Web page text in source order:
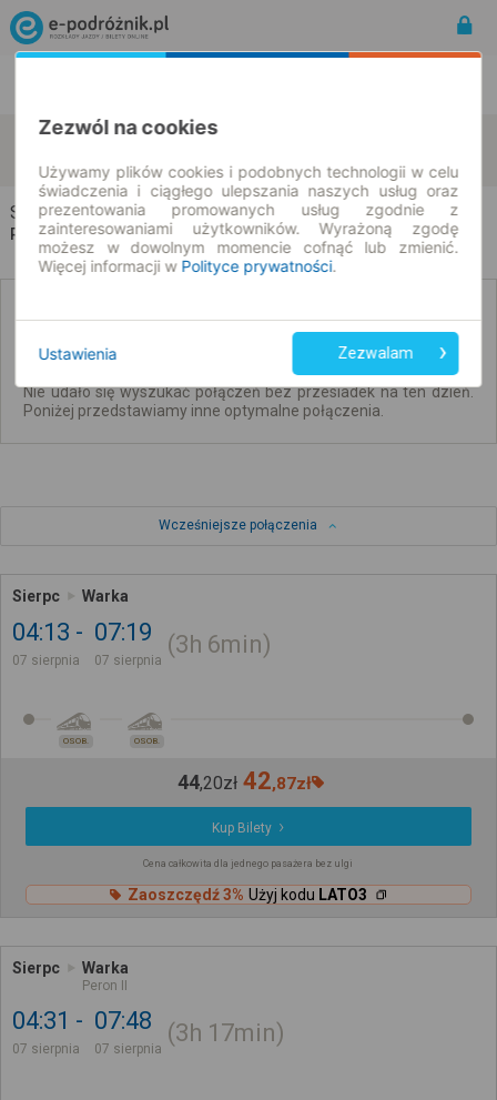
Sierpc Warka
07.08.2026 | -- : --
Sierpc → Warka
Rozkład jazdy i bilety
połączenia z przesiadkami.
Nie udało się wyszukać połączeń bez przesiadek na ten dzień.
Poniżej przedstawiamy inne optymalne połączenia.
Wcześniejsze połączenia
Sierpc Warka
04:13
07 sierpnia
07:19
07 sierpnia
3h 6min
OSOB. OSOB.
44,20zł 42,87zł
Kup Bilety
Cena całkowita dla jednego pasażera bez ulgi
Zaoszczędź 3% Użyj kodu LATO3
Sierpc Warka
Peron II
04:31
07 sierpnia
07:48
07 sierpnia
3h 17min
Zezwól na cookies
Używamy plików cookies i podobnych technologii w celu
świadczenia i ciągłego ulepszania naszych usług oraz
prezentowania promowanych usług zgodnie z
zainteresowaniami użytkowników. Wyrażoną zgodę
możesz w dowolnym momencie cofnąć lub zmienić.
Więcej informacji w Polityce prywatności.
Ustawienia Zezwalam